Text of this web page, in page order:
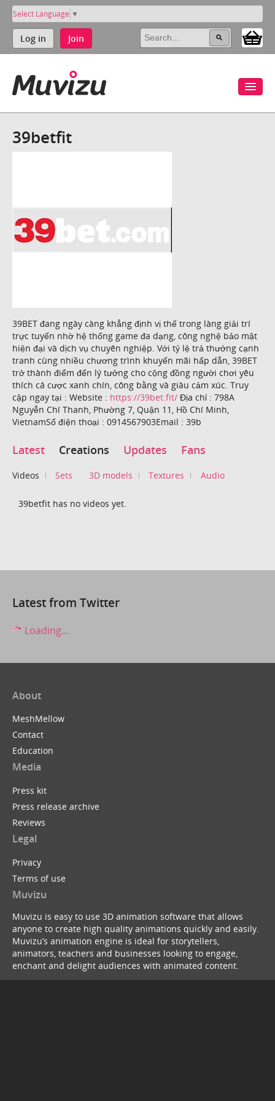
Select Language ▼
Log in Join
39betfit
39BET đang ngày càng khẳng định vị thế trong làng giải trí
trực tuyến nhờ hệ thống game đa dạng, công nghệ bảo mật
hiện đại và dịch vụ chuyên nghiệp. Với tỷ lệ trả thưởng cạnh
tranh cùng nhiều chương trình khuyến mãi hấp dẫn, 39BET
trở thành điểm đến lý tưởng cho cộng đồng người chơi yêu
thích cá cược xanh chín, công bằng và giàu cảm xúc. Truy
cập ngay tại : Website : https://39bet.fit/ Địa chỉ : 798A
Nguyễn Chí Thanh, Phường 7, Quận 11, Hồ Chí Minh,
VietnamSố điện thoại : 0914567903Email : 39b
Latest Creations Updates Fans
Videos Sets 3D models Textures Audio
39betfit has no videos yet.
Latest from Twitter
Loading...
About
MeshMellow
Contact
Education
Media
Press kit
Press release archive
Reviews
Legal
Privacy
Terms of use
Muvizu
Muvizu is easy to use 3D animation software that allows
anyone to create high quality animations quickly and easily.
Muvizu’s animation engine is ideal for storytellers,
animators, teachers and businesses looking to engage,
enchant and delight audiences with animated content.